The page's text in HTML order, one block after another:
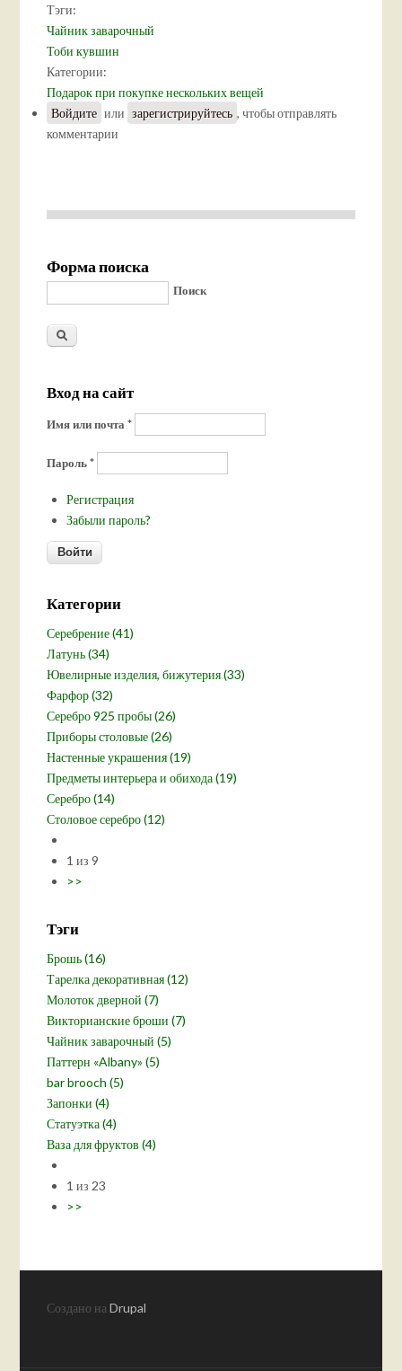
Тэги:
Чайник заварочный
Тоби кувшин
Категории:
Подарок при покупке нескольких вещей
Войдите или зарегистрируйтесь , чтобы отправлять
комментарии
Форма поиска
Поиск
Вход на сайт
Имя или почта*
Пароль*
Регистрация
Забыли пароль?
Категории
Серебрение (41)
Латунь (34)
Ювелирные изделия, бижутерия (33)
Фарфор (32)
Серебро 925 пробы (26)
Приборы столовые (26)
Настенные украшения (19)
Предметы интерьера и обихода (19)
Серебро (14)
Столовое серебро (12)
1 из 9
>>
Тэги
Брошь (16)
Тарелка декоративная (12)
Молоток дверной (7)
Викторианские броши (7)
Чайник заварочный (5)
Паттерн «Albany» (5)
bar brooch (5)
Запонки (4)
Статуэтка (4)
Ваза для фруктов (4)
1 из 23
>>
Создано наDrupal